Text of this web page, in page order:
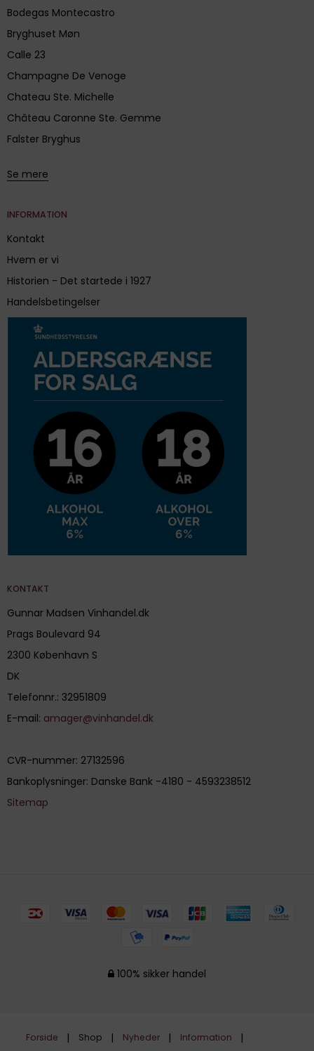
Bodegas Montecastro
Bryghuset Møn
Calle 23
Champagne De Venoge
Chateau Ste. Michelle
Château Caronne Ste. Gemme
Falster Bryghus
Se mere
INFORMATION
Kontakt
Hvem er vi
Historien - Det startede i 1927
Handelsbetingelser
KONTAKT
Gunnar Madsen Vinhandel.dk
Prags Boulevard 94
2300 København S
DK
Telefonnr.: 32951809
E-mail: amager@vinhandel.dk
CVR-nummer: 27132596
Bankoplysninger: Danske Bank -4180 - 4593238512
Sitemap
100% sikker handel
Forside Shop Nyheder Information